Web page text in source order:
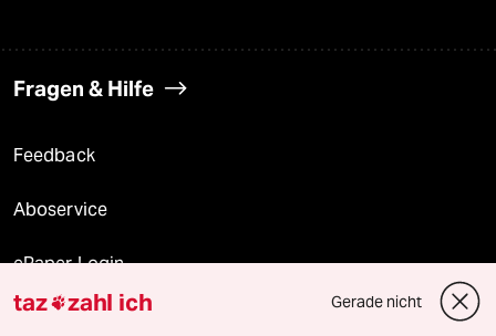
Fragen & Hilfe
Feedback
Aboservice
ePaper Login
Downloads für Abonnierende
taz zahl ich Gerade nicht